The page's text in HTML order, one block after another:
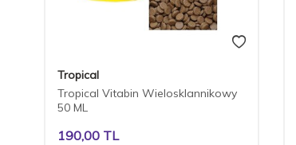
Tropical
Tropical Vitabin Wielosklannikowy
50 ML
190,00 TL